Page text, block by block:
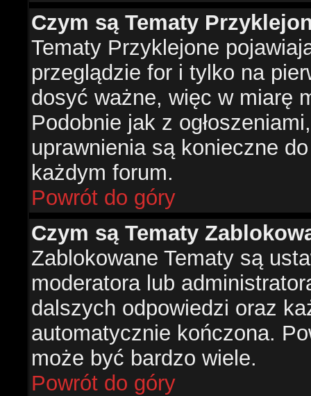
Czym są Tematy
Tematy Przyklejone
przeglądzie for i tylko na
dosyć ważne, więc w miarę
Podobnie jak z
uprawnienia są konieczne
każdym forum.
Powrót do góry
Czym są Tematy
Zablokowane Tematy są
moderatora lub
dalszych odpowiedzi oraz
automatycznie kończona.
może być bardzo wiele.
Powrót do góry